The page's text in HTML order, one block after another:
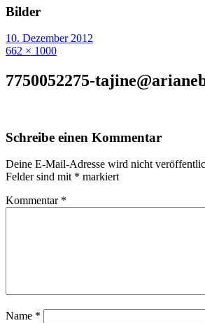
Bilder
10. Dezember 2012
662 × 1000
7750052275-
Schreibe einen Kommentar
Deine E-Mail-Adresse wird nicht
Felder sind mit * markiert
Kommentar *
Name *